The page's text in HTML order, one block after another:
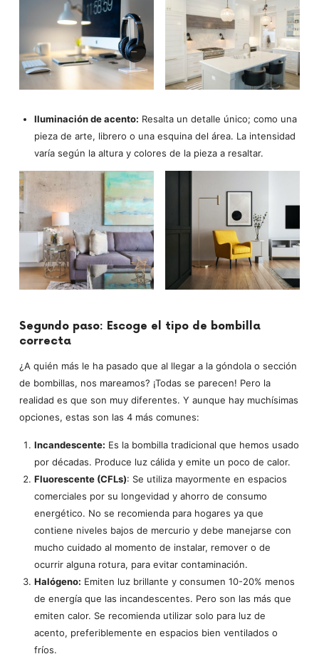
Iluminación de acento: Resalta un detalle único; como una
pieza de arte, librero o una esquina del área. La intensidad
varía según la altura y colores de la pieza a resaltar.
Segundo paso: Escoge el tipo de bombilla
correcta
¿A quién más le ha pasado que al llegar a la góndola o sección
de bombillas, nos mareamos? ¡Todas se parecen! Pero la
realidad es que son muy diferentes. Y aunque hay muchísimas
opciones, estas son las 4 más comunes:
Incandescente: Es la bombilla tradicional que hemos usado
por décadas. Produce luz cálida y emite un poco de calor.
Fluorescente (CFLs): Se utiliza mayormente en espacios
comerciales por su longevidad y ahorro de consumo
energético. No se recomienda para hogares ya que
contiene niveles bajos de mercurio y debe manejarse con
mucho cuidado al momento de instalar, remover o de
ocurrir alguna rotura, para evitar contaminación.
Halógeno: Emiten luz brillante y consumen 10-20% menos
de energía que las incandescentes. Pero son las más que
emiten calor. Se recomienda utilizar solo para luz de
acento, preferiblemente en espacios bien ventilados o
fríos.